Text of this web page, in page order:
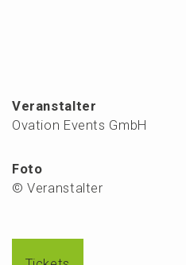
Veranstalter
Ovation Events GmbH
Foto
© Veranstalter